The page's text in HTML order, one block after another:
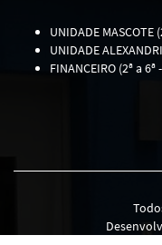
UNIDADE MASCOTE
UNIDADE
FINANCEIRO (2ª a